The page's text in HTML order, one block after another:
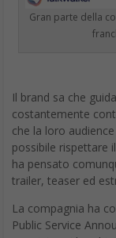
costantemente
che la loro
possibile rispettare
ha pensato
trailer, teaser ed
La compagnia ha
Public Service
per aiutare i
un progetto che